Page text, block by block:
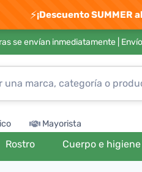
⚡¡Descuento SUMMER
se envían inmediatamente |
Mayorista
Rostro Cuerpo e higiene